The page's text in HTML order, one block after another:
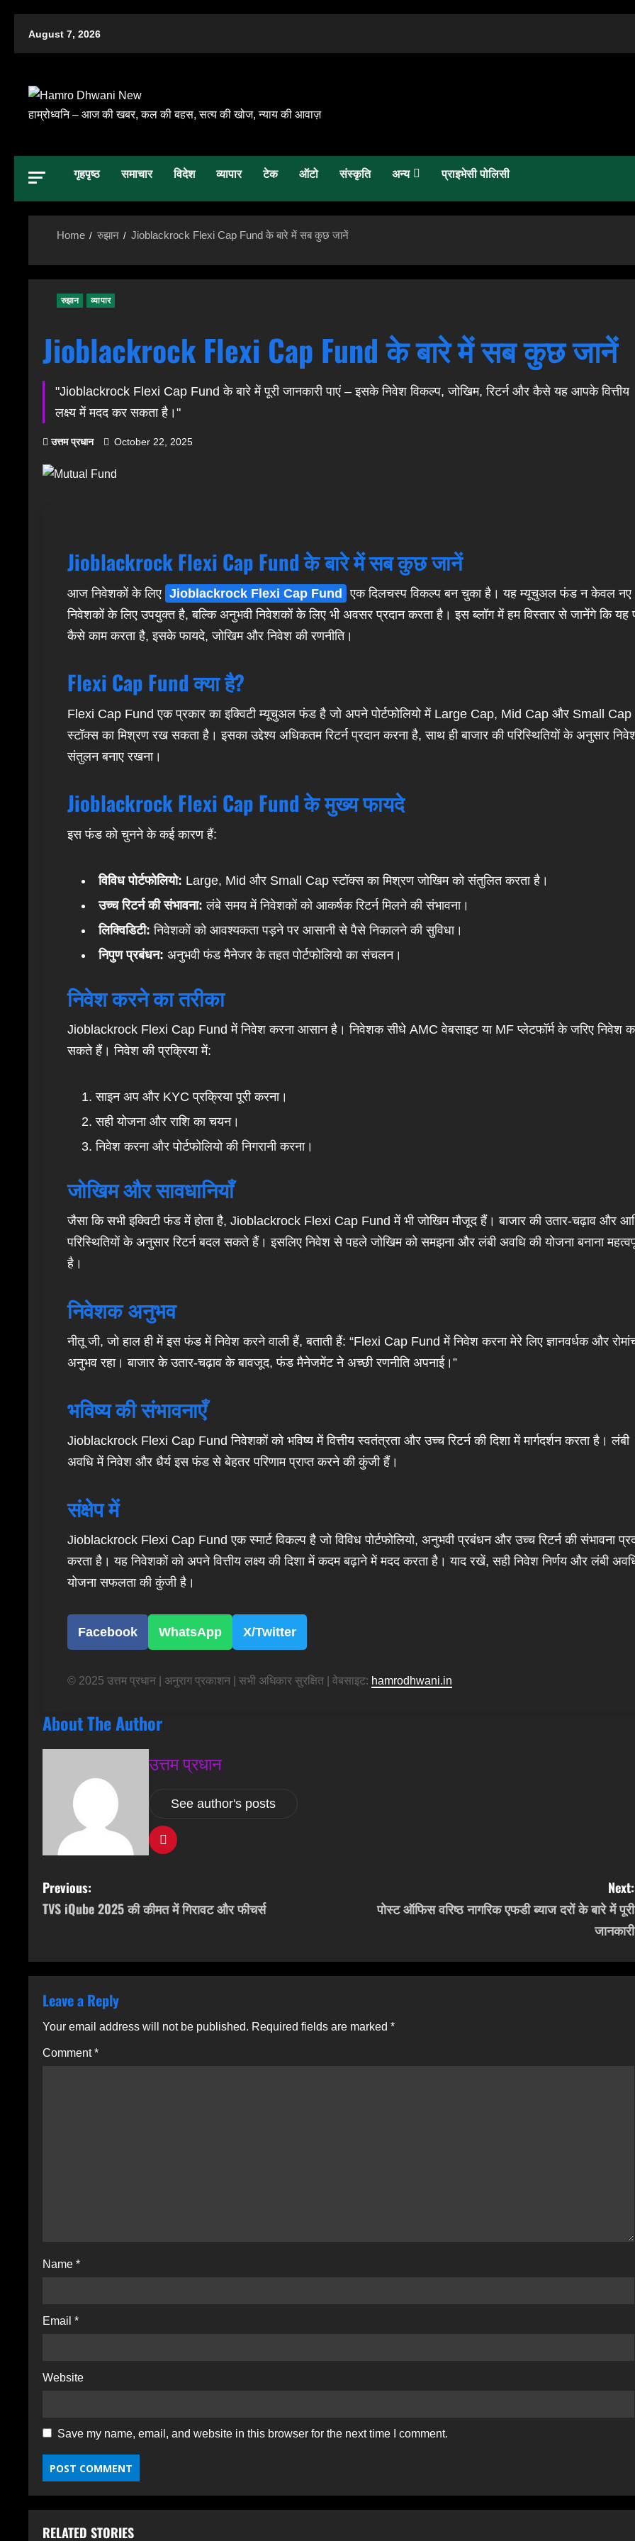
August 7, 2026
हाम्रोध्वनि – आज की खबर, कल की बहस, सत्य की खोज, न्याय की आवाज़
गृहपृष्ठ समाचार विदेश व्यापार टेक ऑटो संस्कृति अन्य प्राइभेसी पोलिसी
Home रुझान Jioblackrock Flexi Cap Fund के बारे में सब कुछ जानें
रुझान व्यापार
Jioblackrock Flexi Cap Fund के बारे में सब कुछ जानें
"Jioblackrock Flexi Cap Fund के बारे में पूरी जानकारी पाएं – इसके निवेश विकल्प, जोखिम, रिटर्न और कैसे यह आपके वित्तीय
लक्ष्य में मदद कर सकता है।"
उत्तम प्रधान October 22, 2025
Jioblackrock Flexi Cap Fund के बारे में सब कुछ जानें
आज निवेशकों के लिए Jioblackrock Flexi Cap Fund
एक दिलचस्प विकल्प बन चुका है। यह म्यूचुअल फंड न केवल नए
निवेशकों के लिए उपयुक्त है, बल्कि अनुभवी निवेशकों के लिए भी अवसर प्रदान करता है। इस ब्लॉग में हम विस्तार से जानेंगे कि
कैसे काम करता है, इसके फायदे, जोखिम और निवेश की रणनीति।
Flexi Cap Fund क्या है?
Flexi Cap Fund एक प्रकार का इक्विटी म्यूचुअल फंड है जो अपने पोर्टफोलियो में Large Cap, Mid Cap और Small Cap
स्टॉक्स का मिश्रण रख सकता है। इसका उद्देश्य अधिकतम रिटर्न प्रदान करना है, साथ ही बाजार की परिस्थितियों के अनुसार
संतुलन बनाए रखना।
Jioblackrock Flexi Cap Fund के मुख्य फायदे
इस फंड को चुनने के कई कारण हैं:
विविध पोर्टफोलियो: Large, Mid और Small Cap स्टॉक्स का मिश्रण जोखिम को संतुलित करता है।
उच्च रिटर्न की संभावना: लंबे समय में निवेशकों को आकर्षक रिटर्न मिलने की संभावना।
लिक्विडिटी: निवेशकों को आवश्यकता पड़ने पर आसानी से पैसे निकालने की सुविधा।
निपुण प्रबंधन: अनुभवी फंड मैनेजर के तहत पोर्टफोलियो का संचलन।
निवेश करने का तरीका
Jioblackrock Flexi Cap Fund में निवेश करना आसान है। निवेशक सीधे AMC वेबसाइट या MF प्लेटफॉर्म के जरिए निवेश
सकते हैं। निवेश की प्रक्रिया में:
साइन अप और KYC प्रक्रिया पूरी करना।
सही योजना और राशि का चयन।
निवेश करना और पोर्टफोलियो की निगरानी करना।
जोखिम और सावधानियाँ
जैसा कि सभी इक्विटी फंड में होता है, Jioblackrock Flexi Cap Fund में भी जोखिम मौजूद हैं। बाजार की उतार-चढ़ाव और
परिस्थितियों के अनुसार रिटर्न बदल सकते हैं। इसलिए निवेश से पहले जोखिम को समझना और लंबी अवधि की योजना बनाना
है।
निवेशक अनुभव
नीतू जी, जो हाल ही में इस फंड में निवेश करने वाली हैं, बताती हैं: “Flexi Cap Fund में निवेश करना मेरे लिए ज्ञानवर्धक और
अनुभव रहा। बाजार के उतार-चढ़ाव के बावजूद, फंड मैनेजमेंट ने अच्छी रणनीति अपनाई।”
भविष्य की संभावनाएँ
Jioblackrock Flexi Cap Fund निवेशकों को भविष्य में वित्तीय स्वतंत्रता और उच्च रिटर्न की दिशा में मार्गदर्शन करता है। लंबी
अवधि में निवेश और धैर्य इस फंड से बेहतर परिणाम प्राप्त करने की कुंजी हैं।
संक्षेप में
Jioblackrock Flexi Cap Fund एक स्मार्ट विकल्प है जो विविध पोर्टफोलियो, अनुभवी प्रबंधन और उच्च रिटर्न की संभावना
करता है। यह निवेशकों को अपने वित्तीय लक्ष्य की दिशा में कदम बढ़ाने में मदद करता है। याद रखें, सही निवेश निर्णय और लंबी
योजना सफलता की कुंजी है।
Facebook WhatsApp X/Twitter
© 2025 उत्तम प्रधान | अनुराग प्रकाशन | सभी अधिकार सुरक्षित | वेबसाइट: hamrodhwani.in
About The Author
उत्तम प्रधान
See author's posts
P
o
t
n
a
v
n
Previous:
TVS iQube 2025 की कीमत में गिरावट और फीचर्स
Next:
पोस्ट ऑफिस वरिष्ठ नागरिक एफडी ब्याज दरों के बारे में पूरी
जानकारी
Leave a Reply
Your email address will not be published. Required fields are marked *
Comment*
Name *
Email *
Website
Save my name, email, and website in this browser for the next time I comment.
RELATED STORIES